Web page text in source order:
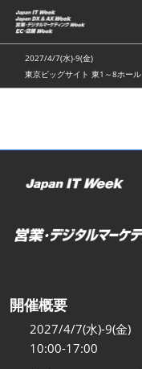
ス
キ
ッ
し
む
2027/4/7(水)-9(金)
東京ビッグサイト 東1～8ホール
開催概要
2027/4/7(水)-9(金)
10:00-17:00